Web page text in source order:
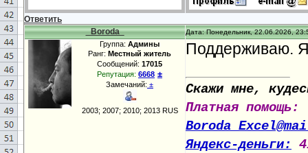
Ответить
_Boroda_
Дата: Понедельник, 22.06.2026,
Группа: Админы
Ранг: Местный житель
Сообщений: 17015
Репутация: 6668 ±
Замечаний: ±
2003; 2007; 2010; 2013 RUS
Поддерживаю.
Скажи мне,
Платная помощь:
Яндекс-деньги: